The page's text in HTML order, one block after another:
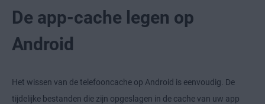
De app-cache legen op
Android
Het wissen van de telefooncache op Android is eenvoudig. De
tijdelijke bestanden die zijn opgeslagen in de cache van uw app